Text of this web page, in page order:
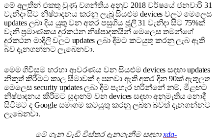
මේ අලුතින් එකතු වුණු වගන්තිය අනුව 2018 වර්ෂයේ ජනවාරි 31
වැනිදා සිට නිෂ්පාදනය කරනු ලැබූ සියළුම devices වලට මෙලෙස
updates ලබා දිය යුතු වන අතර පසුගිය ජූලි 31 වැනිදා සිට 75%ක්
වැනි ප්‍රමාණකය දුරකථන නිෂ්පාදකයින් මෙලෙස තමන්ගේ
දුරකථන මාදිලි වලට updates ලබා දීමට කටයුතු කරනු ලැබ ඇති
බව දැනගන්නට ලැබෙනවා.
මෙම ගිවිසුම හරහා ආවරණය වන සියළුම devices සඳහා updates
නිකුත් කිරීමට කාල සීමාවක් ද පනවා ඇති අතර දින 90ක් ඇතුලත
මෙලෙස security updates ලබා දීම පැහැර හරින්නේ නම්, මීළඟට
නිෂ්පාදනය කිරීමට සූදානම් වන devices සඳහා අනුමැතිය නොදී
සිටීමට ද Google සමාගම කටයුතු කරනු ලබන බවත් දැනගන්නට
ලැබෙනවා.
මේ ගැන වැඩි විස්තර දැනගැනීම සඳහාxda-